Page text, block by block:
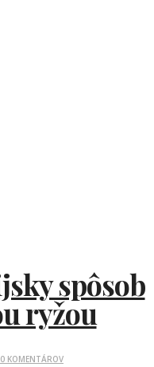
spôsob
ryžou
0 KOMENTÁROV